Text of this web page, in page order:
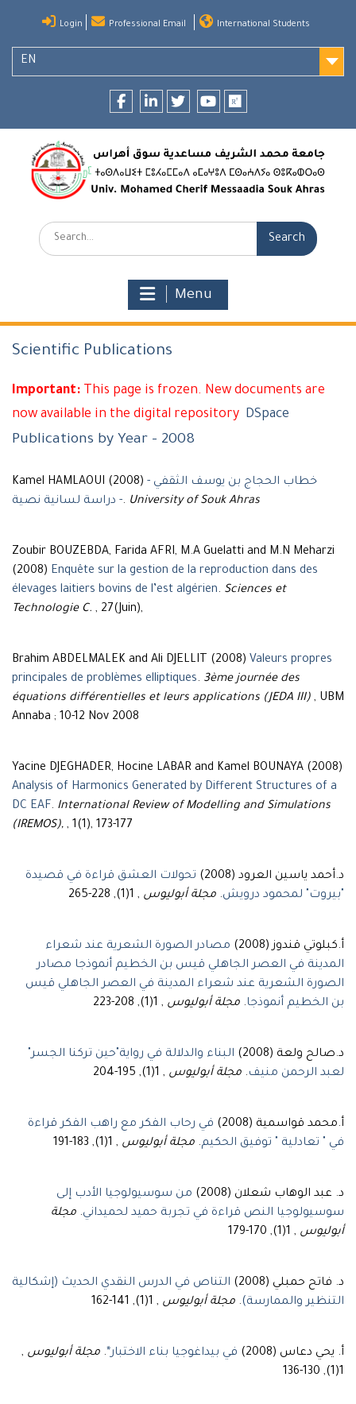
content
Login Professional Email International Students
EN
Search:
Menu
Scientific Publications
Important: This page is frozen. New documents are
now available in the digital repository DSpace
Publications by Year - 2008
Kamel HAMLAOUI (2008) خطاب الحجاج بن يوسف الثقفي -
دراسة لسانية نصية -. University of Souk Ahras
Zoubir BOUZEBDA, Farida AFRI, M.A Guelatti and M.N Meharzi
(2008) Enquête sur la gestion de la reproduction dans des
élevages laitiers bovins de l’est algérien. Sciences et
Technologie C. , 27(Juin),
Brahim ABDELMALEK and Ali DJELLIT (2008) Valeurs propres
principales de problèmes elliptiques. 3ème journée des
équations différentielles et leurs applications (JEDA III) , UBM
Annaba ; 10-12 Nov 2008
Yacine DJEGHADER, Hocine LABAR and Kamel BOUNAYA (2008)
Analysis of Harmonics Generated by Different Structures of a
DC EAF. International Review of Modelling and Simulations
(IREMOS), , 1(1), 173-177
د.أحمد ياسين العرود (2008)
تحولات العشق قراءة في قصيدة
"بيروت" لمحمود درويش. مجلة أبوليوس , 1(1), 228-265
أ.كبلوتي قندوز (2008)
مصادر الصورة الشعرية عند شعراء
المدينة في العصر الجاهلي قيس بن الخطيم أنموذجا مصادر
الصورة الشعرية عند شعراء المدينة في العصر الجاهلي قيس
بن الخطيم أنموذجا. مجلة أبوليوس , 1(1), 208-223
د.صالح ولعة (2008)
البناء والدلالة في رواية"حين تركنا الجسر"
لعبد الرحمن منيف. مجلة أبوليوس , 1(1), 195-204
أ.محمد قواسمية (2008)
في رحاب الفكر مع راهب الفكر قراءة
في " تعادلية " توفيق الحكيم. مجلة أبوليوس , 1(1), 183-191
د. عبد الوهاب شعلان (2008)
من سوسيولوجيا الأدب إلى
سوسيولوجيا النص قراءة في تجربة حميد لحميداني. مجلة
أبوليوس , 1(1), 170-179
د. فاتح حمبلي (2008)
التناص في الدرس النقدي الحديث (إشكالية
التنظير والممارسة). مجلة أبوليوس , 1(1), 141-162
أ. يحي دعاس (2008) في بيداغوجيا بناء الاختبار*. مجلة أبوليوس ,
1(1), 130-136